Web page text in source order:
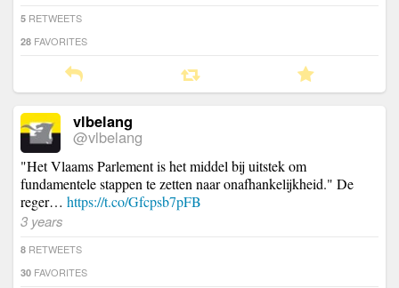
5 RETWEETS
28 FAVORITES
vlbelang
@vlbelang
"Het Vlaams Parlement is het middel bij uitstek om
fundamentele stappen te zetten naar onafhankelijkheid." De
reger… https://t.co/Gfcpsb7pFB
3 years
8 RETWEETS
30 FAVORITES